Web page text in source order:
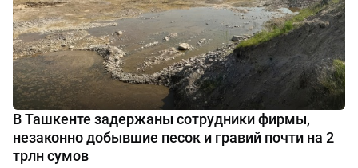
В Ташкенте задержаны сотрудники фирмы,
незаконно добывшие песок и гравий почти на 2
трлн сумов